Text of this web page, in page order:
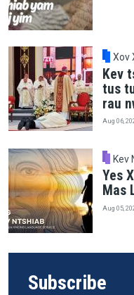
Xov
Kev
tus
rau
Aug 06,
Kev
Yes
Mas
Aug 05,
Subscribe